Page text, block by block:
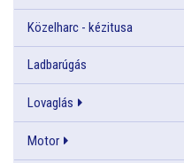
Közelharc - kézitusa
Ladbarúgás
Lovaglás
Motor